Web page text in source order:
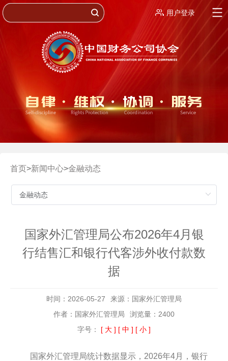
用户登录
首页>新闻中心>金融动态
国家外汇管理局公布2026年4月银
行结售汇和银行代客涉外收付款数
据
时间：2026-05-27
来源：国家外汇管理局
作者：国家外汇管理局
浏览量：2400
字号： [ 大 ] [ 中 ] [ 小 ]
国家外汇管理局统计数据显示，2026年4月，银行